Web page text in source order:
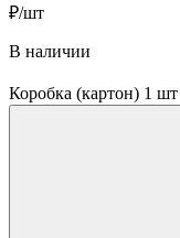
₽/шт
В наличии
Коробка (картон) 1